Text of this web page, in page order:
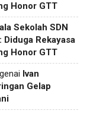
Honor GTT
Sekolah SDN
Rekayasa
Honor GTT
Ivan
Gelap